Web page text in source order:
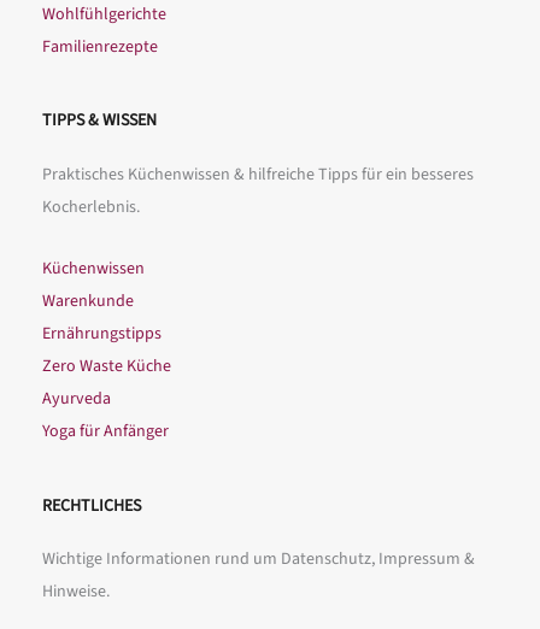
Wohlfühlgerichte
Familienrezepte
TIPPS & WISSEN
Praktisches Küchenwissen & hilfreiche Tipps für ein besseres
Kocherlebnis.
Küchenwissen
Warenkunde
Ernährungstipps
Zero Waste Küche
Ayurveda
Yoga für Anfänger
RECHTLICHES
Wichtige Informationen rund um Datenschutz, Impressum &
Hinweise.